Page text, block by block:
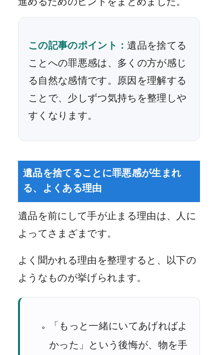
この記事のポイント：遺品を捨てる
ことへの罪悪感は、多くの方が感じ
る自然な感情です。原因を理解する
ことで、少しずつ気持ちを整理しや
すくなります。
遺品を捨てることに罪悪感が生まれ
る、よくある理由
遺品を前にして手が止まる理由は、人に
よってさまざまです。
よく聞かれる理由を整理すると、以下の
ようなものが挙げられます。
「もっと一緒にいてあげればよ
かった」という後悔が、物を手